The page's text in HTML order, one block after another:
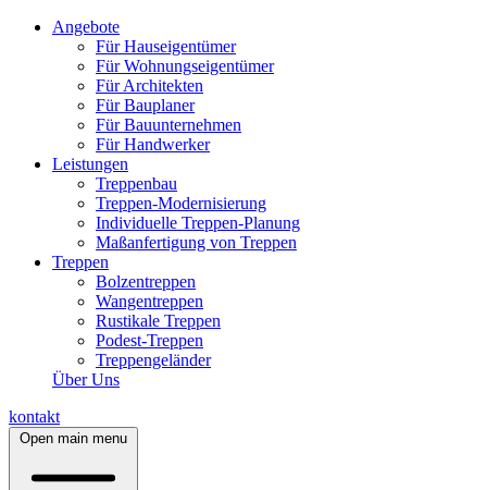
Angebote
Für Hauseigentümer
Für Wohnungseigentümer
Für Architekten
Für Bauplaner
Für Bauunternehmen
Für Handwerker
Leistungen
Treppenbau
Treppen-Modernisierung
Individuelle Treppen-Planung
Maßanfertigung von Treppen
Treppen
Bolzentreppen
Wangentreppen
Rustikale Treppen
Podest-Treppen
Treppengeländer
Über Uns
kontakt
Open main menu